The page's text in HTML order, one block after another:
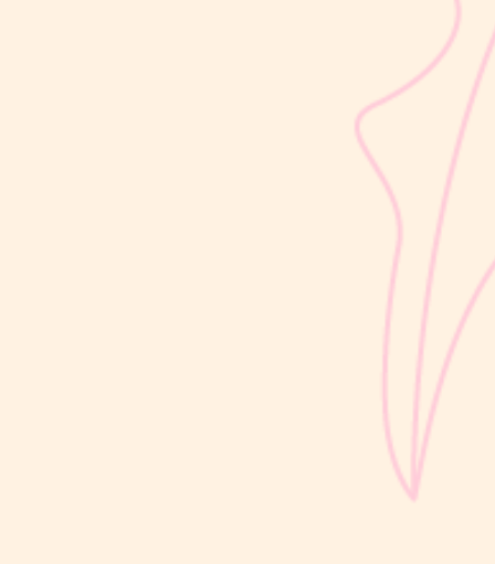
utama untuk menilai apakah tumbuh kembang si Kecil berjalan
optimal. Berbeda dengan berat badan yang bisa naik-turun dalam
waktu singkat, pertambahan tinggi badan cenderung berlangsung